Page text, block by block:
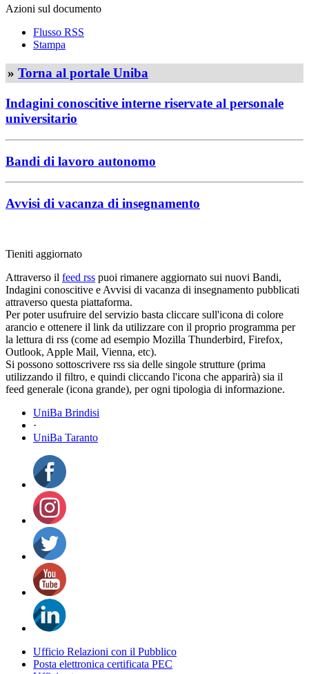
Azioni sul documento
Flusso RSS
Stampa
» Torna al portale Uniba
Indagini conoscitive interne riservate al personale
universitario
Bandi di lavoro autonomo
Avvisi di vacanza di insegnamento
Tieniti aggiornato
Attraverso il feed rss puoi rimanere aggiornato sui nuovi Bandi,
Indagini conoscitive e Avvisi di vacanza di insegnamento pubblicati
attraverso questa piattaforma.
Per poter usufruire del servizio basta cliccare sull'icona di colore
arancio e ottenere il link da utilizzare con il proprio programma per
la lettura di rss (come ad esempio Mozilla Thunderbird, Firefox,
Outlook, Apple Mail, Vienna, etc).
Si possono sottoscrivere rss sia delle singole strutture (prima
utilizzando il filtro, e quindi cliccando l'icona che apparirà) sia il
feed generale (icona grande), per ogni tipologia di informazione.
UniBa Brindisi
·
UniBa Taranto
Ufficio Relazioni con il Pubblico
Posta elettronica certificata PEC